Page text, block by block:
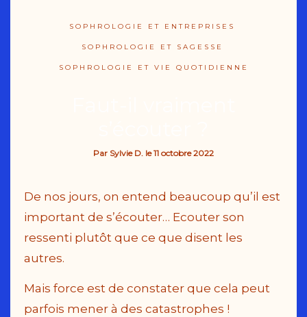
SOPHROLOGIE ET ENTREPRISES
SOPHROLOGIE ET SAGESSE
SOPHROLOGIE ET VIE QUOTIDIENNE
Par Sylvie D. le11 octobre 2022
De nos jours, on entend beaucoup qu’il est
important de s’écouter… Ecouter son
ressenti plutôt que ce que disent les
autres.
Mais force est de constater que cela peut
parfois mener à des catastrophes !